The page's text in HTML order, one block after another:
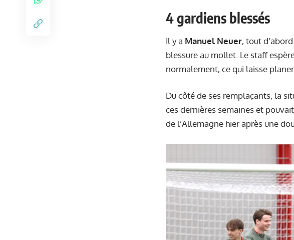
4 gardiens blessés
Il y a Manuel Neuer, tout
blessure au mollet. Le staff
normalement, ce qui laisse
Du côté de ses remplaçants, la
ces dernières semaines et
de l’Allemagne hier après une